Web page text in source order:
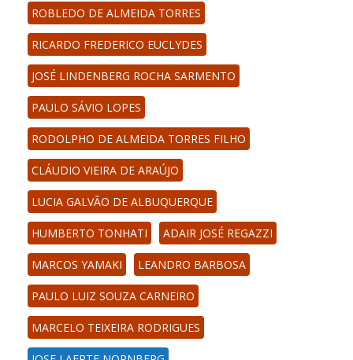
ROBLEDO DE ALMEIDA TORRES
RICARDO FREDERICO EUCLYDES
JOSÉ LINDENBERG ROCHA SARMENTO
PAULO SÁVIO LOPES
RODOLPHO DE ALMEIDA TORRES FILHO
CLÁUDIO VIEIRA DE ARAÚJO
LUCIA GALVÃO DE ALBUQUERQUE
HUMBERTO TONHATI ADAIR JOSÉ REGAZZI
MARCOS YAMAKI LEANDRO BARBOSA
PAULO LUIZ SOUZA CARNEIRO
MARCELO TEIXEIRA RODRIGUES